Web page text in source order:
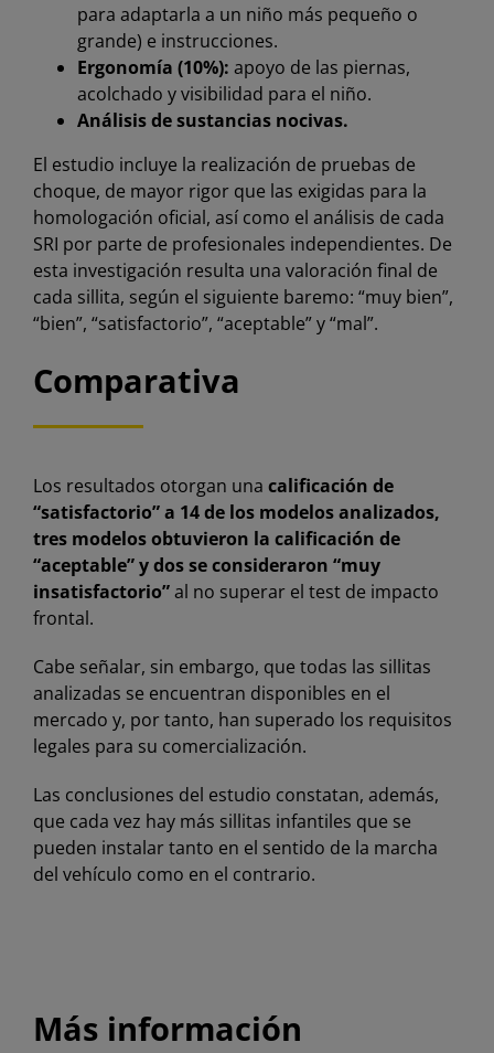
para adaptarla a un niño más pequeño o
grande) e instrucciones.
Ergonomía (10%): apoyo de las piernas,
acolchado y visibilidad para el niño.
Análisis de sustancias nocivas.
El estudio incluye la realización de pruebas de
choque, de mayor rigor que las exigidas para la
homologación oficial, así como el análisis de cada
SRI por parte de profesionales independientes. De
esta investigación resulta una valoración final de
cada sillita, según el siguiente baremo: “muy bien”,
“bien”, “satisfactorio”, “aceptable” y “mal”.
Comparativa
Los resultados otorgan una calificación de
“satisfactorio” a 14 de los modelos analizados,
tres modelos obtuvieron la calificación de
“aceptable” y dos se consideraron “muy
insatisfactorio”al no superar el test de impacto
frontal.
Cabe señalar, sin embargo, que todas las sillitas
analizadas se encuentran disponibles en el
mercado y, por tanto, han superado los requisitos
legales para su comercialización.
Las conclusiones del estudio constatan, además,
que cada vez hay más sillitas infantiles que se
pueden instalar tanto en el sentido de la marcha
del vehículo como en el contrario.
Más información